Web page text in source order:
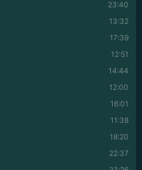
23:40
13:32
17:39
12:51
14:44
12:00
16:01
11:38
18:20
22:37